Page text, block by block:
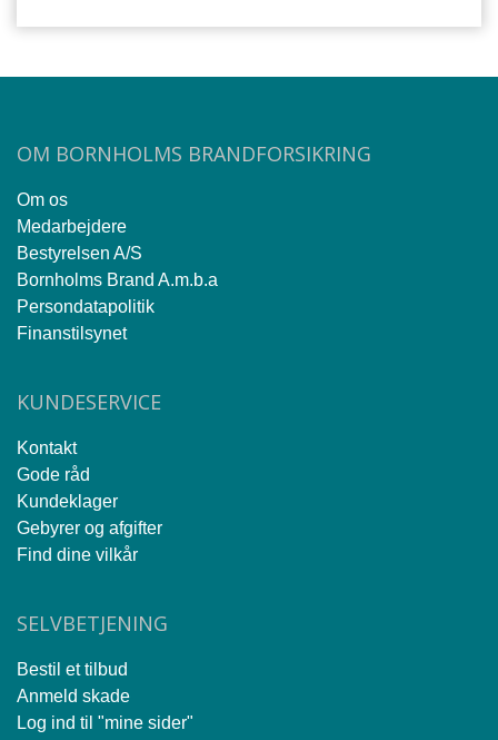
OM BORNHOLMS BRANDFORSIKRING
Om os
Medarbejdere
Bestyrelsen A/S
Bornholms Brand A.m.b.a
Persondatapolitik
Finanstilsynet
KUNDESERVICE
Kontakt
Gode råd
Kundeklager
Gebyrer og afgifter
Find dine vilkår
SELVBETJENING
Bestil et tilbud
Anmeld skade
Log ind til "mine sider"